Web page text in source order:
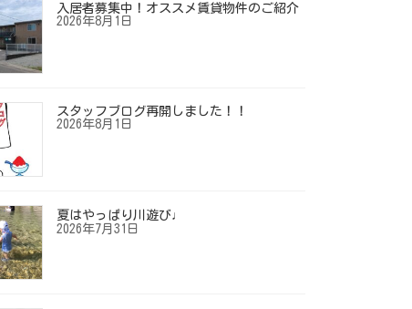
入居者募集中！オススメ賃貸物件のご紹介
2026年8月1日
スタッフブログ再開しました！！
2026年8月1日
夏はやっぱり川遊び♩
2026年7月31日